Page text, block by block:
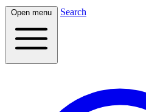
Open menu Search